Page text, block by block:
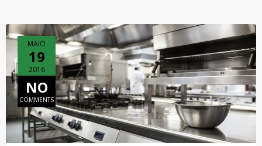
MAIO
19
2016
NO
COMMENTS